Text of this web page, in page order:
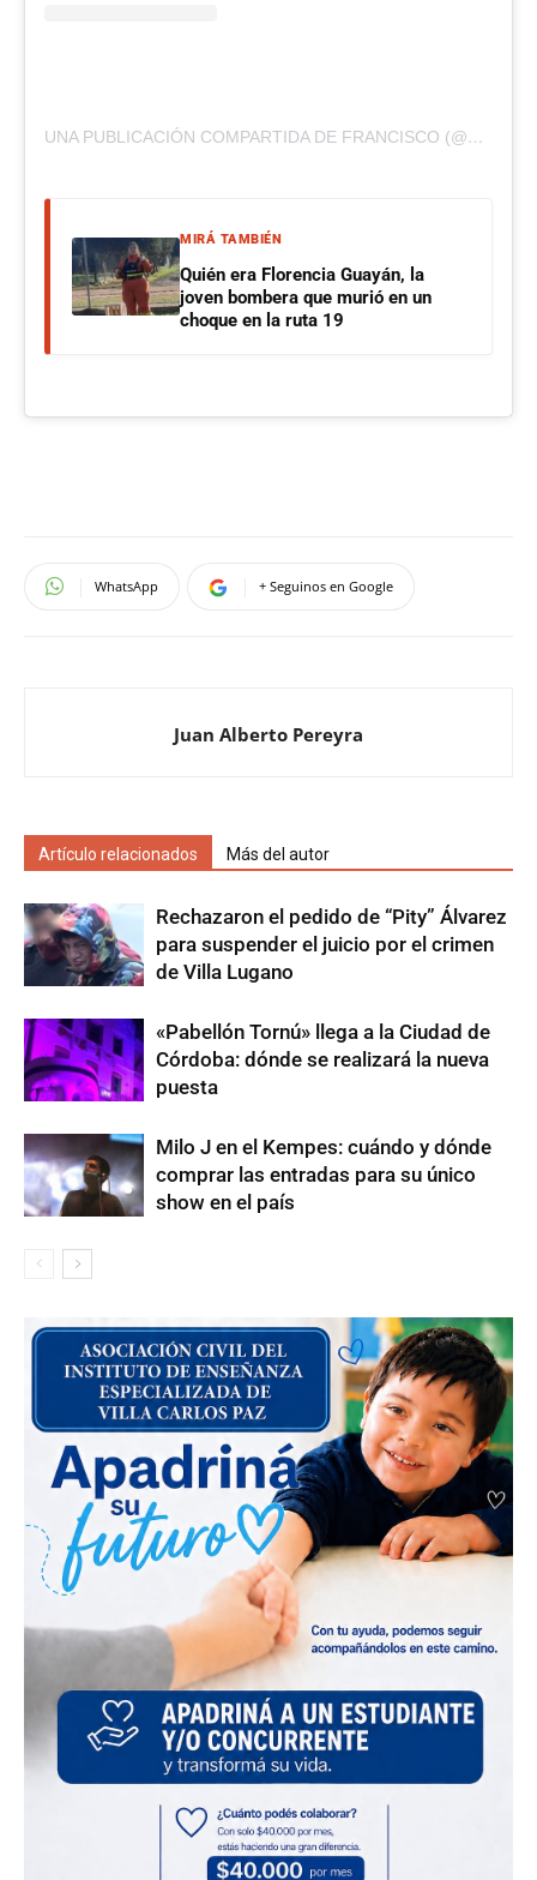
UNA PUBLICACIÓN COMPARTIDA DE FRANCISCO (@FRANCISCOBENITEZ19)
MIRÁ TAMBIÉN
Quién era Florencia Guayán, la
joven bombera que murió en un
choque en la ruta 19
WhatsApp + Seguinos en Google
Juan Alberto Pereyra
Artículo relacionados Más del autor
Rechazaron el pedido de “Pity” Álvarez
para suspender el juicio por el crimen
de Villa Lugano
«Pabellón Tornú» llega a la Ciudad de
Córdoba: dónde se realizará la nueva
puesta
Milo J en el Kempes: cuándo y dónde
comprar las entradas para su único
show en el país